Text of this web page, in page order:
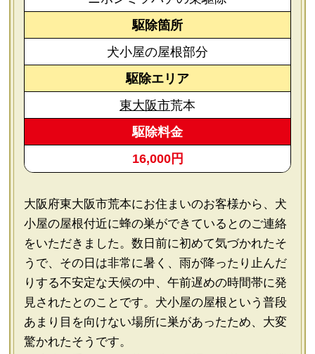
駆除箇所
犬小屋の屋根部分
駆除エリア
東大阪市荒本
駆除料金
16,000円
大阪府東大阪市荒本にお住まいのお客様から、犬
小屋の屋根付近に蜂の巣ができているとのご連絡
をいただきました。数日前に初めて気づかれたそ
うで、その日は非常に暑く、雨が降ったり止んだ
りする不安定な天候の中、午前遅めの時間帯に発
見されたとのことです。犬小屋の屋根という普段
あまり目を向けない場所に巣があったため、大変
驚かれたそうです。